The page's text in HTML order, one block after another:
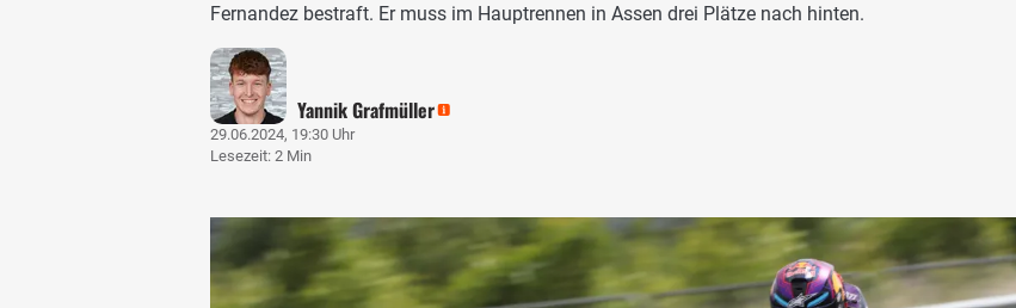
Fernandez bestraft. Er muss im Hauptrennen in Assen drei Plätze nach hinten.
Yannik Grafmüller
29.06.2024, 19:30 Uhr
Lesezeit: 2 Min